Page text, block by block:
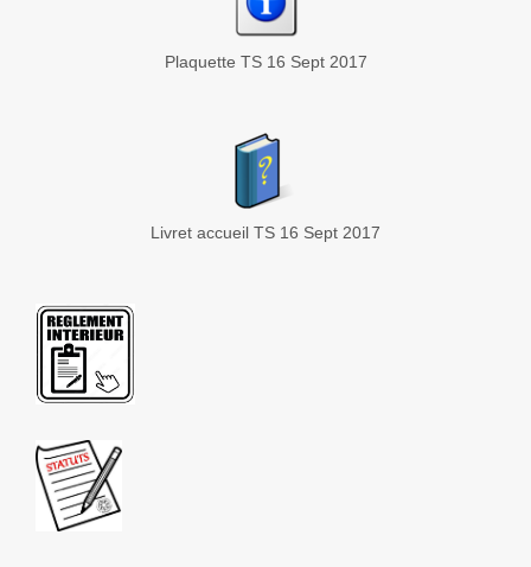
Plaquette TS 16 Sept 2017
Livret accueil TS 16 Sept 2017